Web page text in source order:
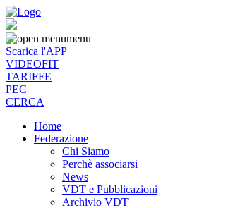
menu
Scarica l'APP
VIDEOFIT
TARIFFE
PEC
CERCA
Home
Federazione
Chi Siamo
Perchè associarsi
News
VDT e Pubblicazioni
Archivio VDT